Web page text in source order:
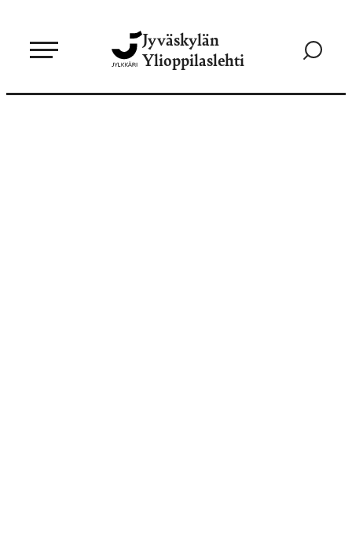
sisältöön
Jyväskylän
Ylioppilaslehti
Siirry